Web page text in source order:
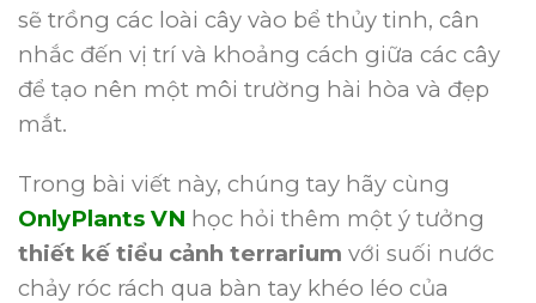
sẽ trồng các loài cây vào bể thủy tinh, cân
nhắc đến vị trí và khoảng cách giữa các cây
để tạo nên một môi trường hài hòa và đẹp
mắt.
Trong bài viết này, chúng tay hãy cùng
OnlyPlants VN học hỏi thêm một ý tưởng
thiết kế tiểu cảnh terrarium với suối nước
chảy róc rách qua bàn tay khéo léo của